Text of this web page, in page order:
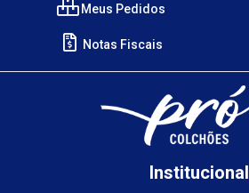
Meus Pedidos
Notas Fiscais
Institucional